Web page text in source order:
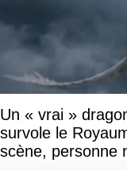
Un « vrai »
survole le
scène, personne